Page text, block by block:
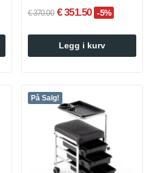
€ 370.00 € 351.50 -5%
Legg i kurv
På Salg!